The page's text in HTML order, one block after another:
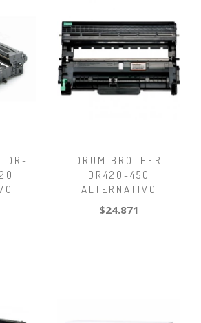
DR-
DRUM BROTHER
DR420-450
ALTERNATIVO
$24.871